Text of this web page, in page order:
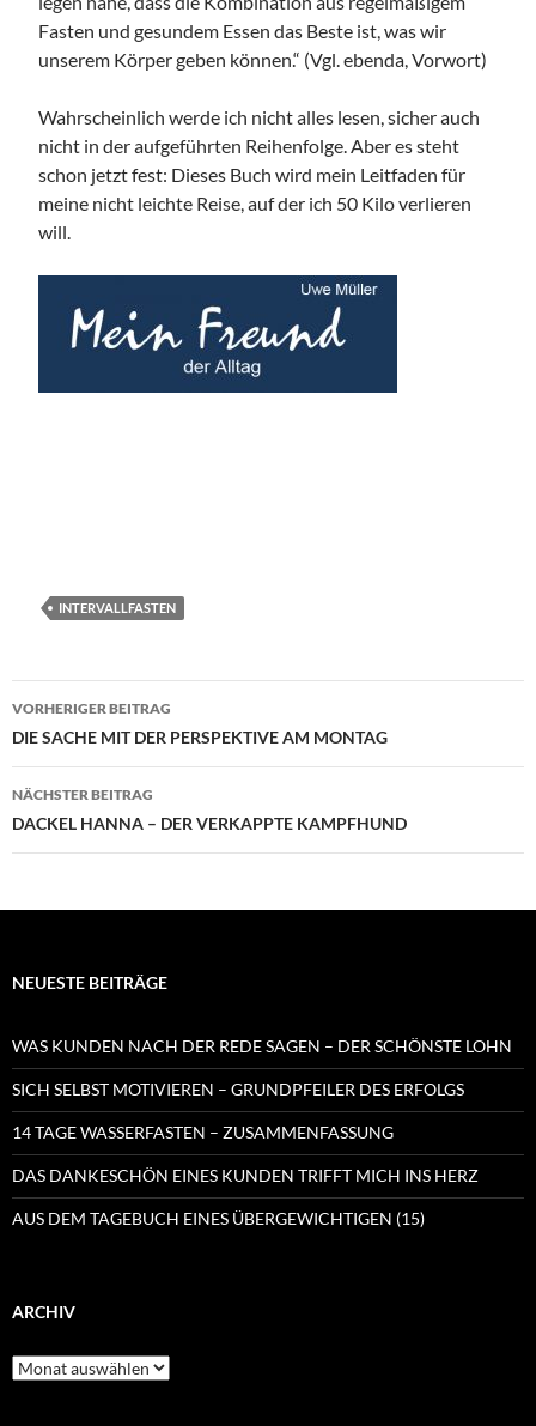
Fasten und gesundem Essen das Beste ist, was wir
unserem Körper geben können.“ (Vgl. ebenda, Vorwort)
Wahrscheinlich werde ich nicht alles lesen, sicher auch
nicht in der aufgeführten Reihenfolge. Aber es steht
schon jetzt fest: Dieses Buch wird mein Leitfaden für
meine nicht leichte Reise, auf der ich 50 Kilo verlieren
will.
INTERVALLFASTEN
Beitragsnavigation
VORHERIGER BEITRAG
DIE SACHE MIT DER PERSPEKTIVE AM MONTAG
NÄCHSTER BEITRAG
DACKEL HANNA – DER VERKAPPTE KAMPFHUND
NEUESTE BEITRÄGE
WAS KUNDEN NACH DER REDE SAGEN – DER SCHÖNSTE LOHN
SICH SELBST MOTIVIEREN – GRUNDPFEILER DES ERFOLGS
14 TAGE WASSERFASTEN – ZUSAMMENFASSUNG
DAS DANKESCHÖN EINES KUNDEN TRIFFT MICH INS HERZ
AUS DEM TAGEBUCH EINES ÜBERGEWICHTIGEN (15)
ARCHIV
Archiv